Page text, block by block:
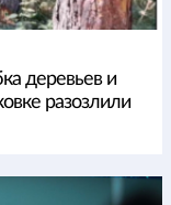
деревьев и
разозлили